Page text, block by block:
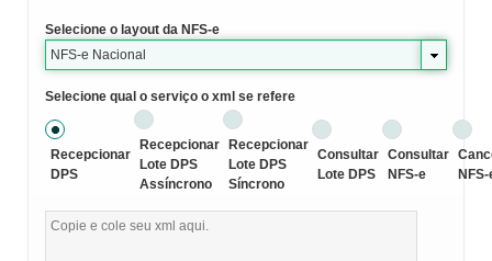
Selecione o layout da NFS-e
NFS-e Nacional
Selecione qual o serviço o xml se refere
Recepcionar
DPS
Recepcionar
Lote DPS
Assíncrono
Recepcionar
Lote DPS
Síncrono
Consultar
Lote DPS
Consultar
NFS-e
NFS-